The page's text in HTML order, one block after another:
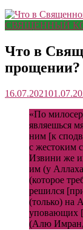
СВЯЩЕННЫЙ
Что в
прощении?
16.07.2021
«По
являешься
ним [к
с жестоким
Извини же
им (у
(которое
решился
(только) на
уповающих
(Алю